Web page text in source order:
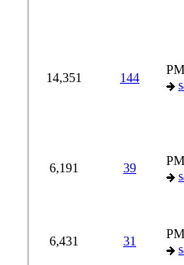
144
14,351
39
6,191
31
6,431